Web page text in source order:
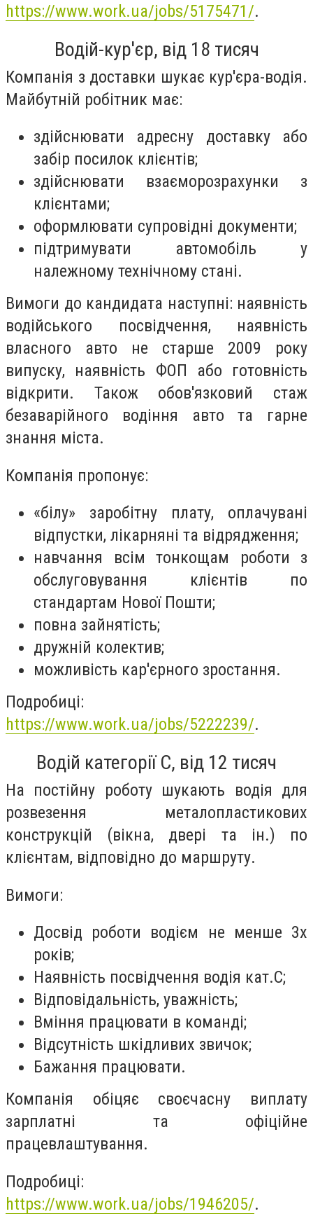
https://www.work.ua/jobs/5175471/.
Водій-кур'єр, від 18 тисяч
Компанія з доставки шукає кур'єра-водія.
Майбутній робітник має:
здійснювати адресну доставку або
забір посилок клієнтів;
здійснювати взаєморозрахунки з
клієнтами;
оформлювати супровідні документи;
підтримувати автомобіль у
належному технічному стані.
Вимоги до кандидата наступні: наявність
водійського посвідчення, наявність
власного авто не старше 2009 року
випуску, наявність ФОП або готовність
відкрити. Також обов'язковий стаж
безаварійного водіння авто та гарне
знання міста.
Компанія пропонує:
«білу» заробітну плату, оплачувані
відпустки, лікарняні та відрядження;
навчання всім тонкощам роботи з
обслуговування клієнтів по
стандартам Нової Пошти;
повна зайнятість;
дружній колектив;
можливість кар'єрного зростання.
Подробиці:
https://www.work.ua/jobs/5222239/.
Водій категорії С, від 12 тисяч
На постійну роботу шукають водія для
розвезення металопластикових
конструкцій (вікна, двері та ін.) по
клієнтам, відповідно до маршруту.
Вимоги:
Досвід роботи водієм не менше 3х
років;
Наявність посвідчення водія кат.С;
Відповідальність, уважність;
Вміння працювати в команді;
Відсутність шкідливих звичок;
Бажання працювати.
Компанія обіцяє своєчасну виплату
зарплатні та офіційне
працевлаштування.
Подробиці:
https://www.work.ua/jobs/1946205/.